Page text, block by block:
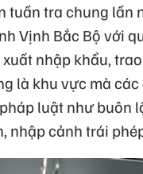
tuần tra chung lần
Vịnh Bắc Bộ với
nhập khẩu,
là khu vực mà
luật như buôn
nhập cảnh trái